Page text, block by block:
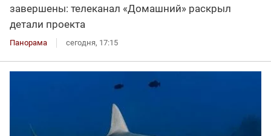
завершены: телеканал «Домашний» раскрыл
детали проекта
Панорама сегодня, 17:15